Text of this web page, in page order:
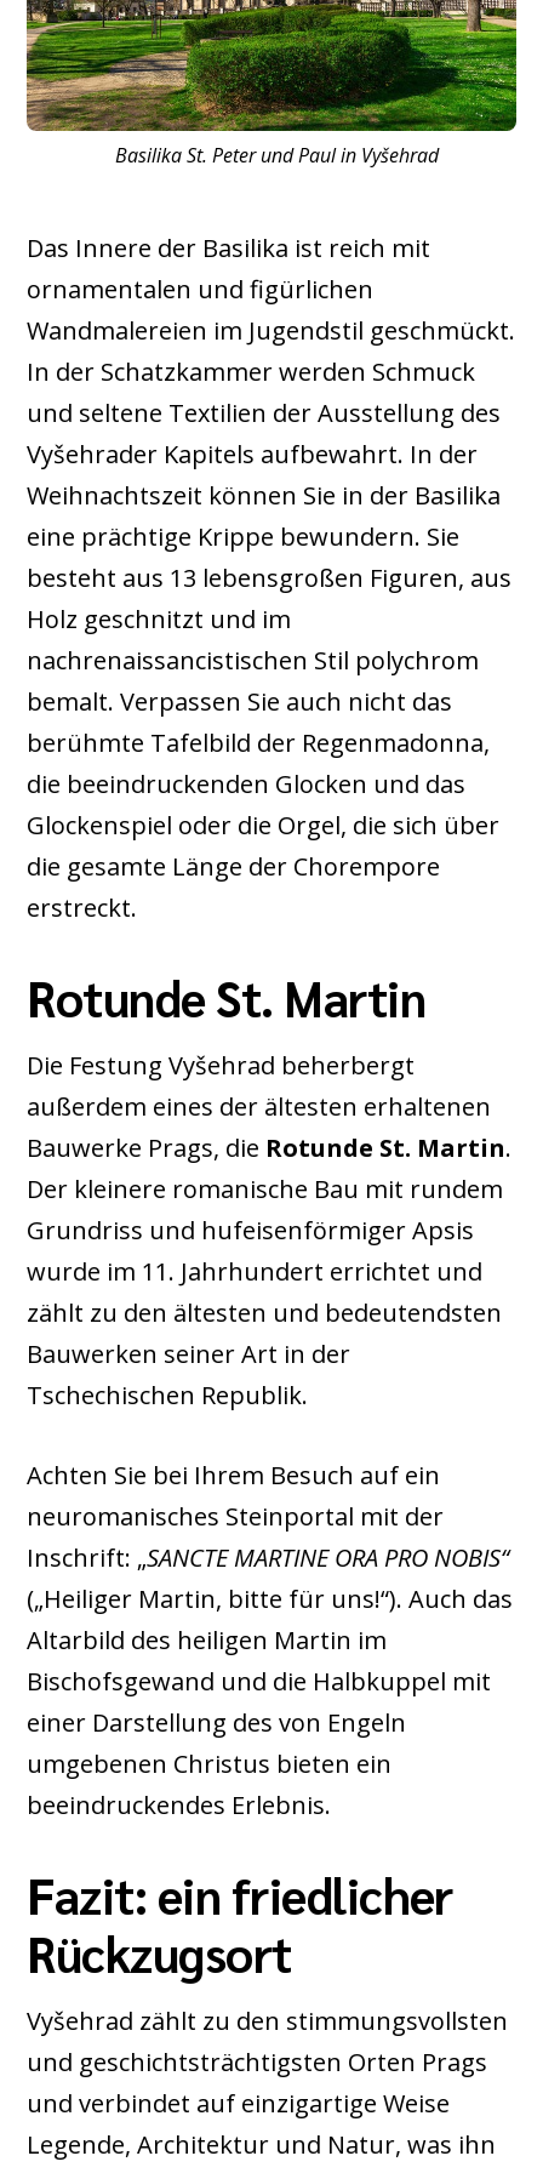
Basilika St. Peter und Paul in Vyšehrad
Das Innere der Basilika ist reich mit
ornamentalen und figürlichen
Wandmalereien im Jugendstil geschmückt.
In der Schatzkammer werden Schmuck
und seltene Textilien der Ausstellung des
Vyšehrader Kapitels aufbewahrt. In der
Weihnachtszeit können Sie in der Basilika
eine prächtige Krippe bewundern. Sie
besteht aus 13 lebensgroßen Figuren, aus
Holz geschnitzt und im
nachrenaissancistischen Stil polychrom
bemalt. Verpassen Sie auch nicht das
berühmte Tafelbild der Regenmadonna,
die beeindruckenden Glocken und das
Glockenspiel oder die Orgel, die sich über
die gesamte Länge der Chorempore
erstreckt.
Rotunde St. Martin
Die Festung Vyšehrad beherbergt
außerdem eines der ältesten erhaltenen
Bauwerke Prags, die Rotunde St. Martin.
Der kleinere romanische Bau mit rundem
Grundriss und hufeisenförmiger Apsis
wurde im 11. Jahrhundert errichtet und
zählt zu den ältesten und bedeutendsten
Bauwerken seiner Art in der
Tschechischen Republik.
Achten Sie bei Ihrem Besuch auf ein
neuromanisches Steinportal mit der
Inschrift: „SANCTE MARTINE ORA PRO NOBIS“
(„Heiliger Martin, bitte für uns!“). Auch das
Altarbild des heiligen Martin im
Bischofsgewand und die Halbkuppel mit
einer Darstellung des von Engeln
umgebenen Christus bieten ein
beeindruckendes Erlebnis.
Fazit: ein friedlicher
Rückzugsort
Vyšehrad zählt zu den stimmungsvollsten
und geschichtsträchtigsten Orten Prags
und verbindet auf einzigartige Weise
Legende, Architektur und Natur, was ihn